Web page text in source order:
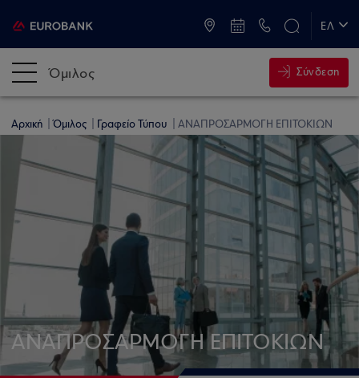
ΕΛ
Όμιλος Σύνδεση
Αρχική Όμιλος Γραφείο Τύπου ΑΝΑΠΡΟΣΑΡΜΟΓΗ ΕΠΙΤΟΚΙΩΝ
ΑΝΑΠΡΟΣΑΡΜΟΓΗ ΕΠΙΤΟΚΙΩΝ